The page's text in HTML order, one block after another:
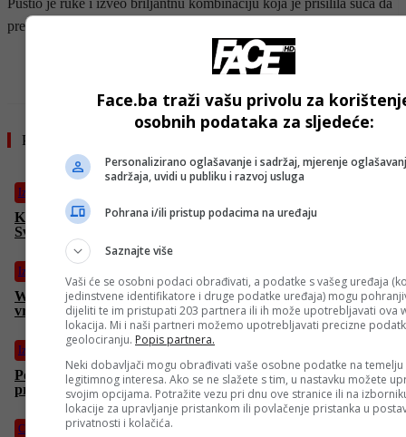
Pustio je ruke i izveo briljantnu kombinaciju koja je prisilila suca da
prekine borbu u desetoj rundi.
- OGLAS -
Pročitajte još
Izdvojeno
Kina odbila FIFA-u: Ne žele dati ni dolar više za TV prava
Svjetskog prvenstva
Izdvojeno
Wizardsi dobili prvi pick NBA drafta, Denver i Jokić daleko od
vrha
Izdvojeno
Potresan prizor nakon erupcije vulkana: Tijela para
pronađena zagrljena pod stijenama
Crna hronika
Face.ba traži vašu privolu za
osobnih podataka za sljedeće:
Personalizirano oglašavanje i sadržaj, mjerenje
sadržaja, uvidi u publiku i razvoj usluga
Pohrana i/ili pristup podacima na uređaju
Saznajte više
Vaši će se osobni podaci obrađivati, a podatke s vašeg uređaja
jedinstvene identifikatore i druge podatke uređaja) mogu
dijeliti te im pristupati 203 partnera ili ih može upotrebljavati ova
lokacija. Mi i naši partneri možemo upotrebljavati precizne
geolociranju. Popis partnera.
Neki dobavljači mogu obrađivati vaše osobne podatke na temelju
legitimnog interesa. Ako se ne slažete s tim, u nastavku možete
svojim opcijama. Potražite vezu pri dnu ove stranice ili na
lokacije za upravljanje pristankom ili povlačenje pristanka u
privatnosti i kolačića.